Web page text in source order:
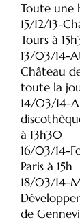
Toute une
15/12/13-
Tours à
13/03/14-
Château
toute la
14/03/14-
à 13h30
16/03/14-
Paris à 15h
18/03/14-
de